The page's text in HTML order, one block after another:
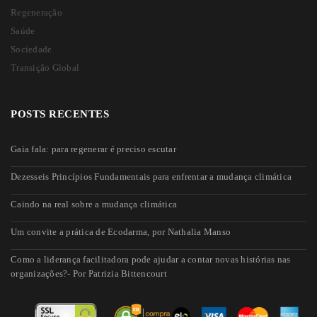
CIDADES SELVAGENS, POR NATÁLIA FONTES GARCIA
PorBambual Editora
Regeneração
Saúde
Sociedade
Transição Global
POSTS RECENTES
Gaia fala: para regenerar é preciso escutar
Dezesseis Princípios Fundamentais para enfrentar a mudança climática
Caindo na real sobre a mudança climática
Um convite a prática de Ecodarma, por Nathalia Manso
Como a liderança facilitadora pode ajudar a contar novas histórias nas
organizações?- Por Patrizia Bittencourt